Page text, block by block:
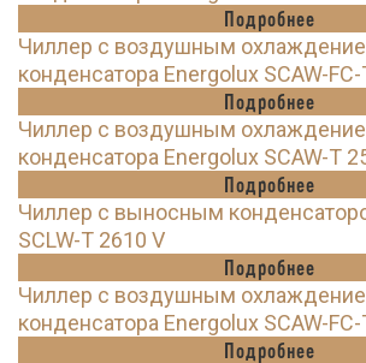
Подробнее
Чиллер с воздушным
конденсатора Energolux SCAW-
Подробнее
Чиллер с воздушным
конденсатора Energolux SCAW-T
Подробнее
Чиллер с выносным
SCLW-T 2610 V
Подробнее
Чиллер с воздушным
конденсатора Energolux SCAW-
Подробнее